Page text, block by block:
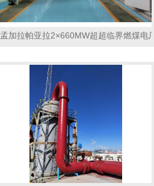
孟加拉帕亚拉2×660MW超超临界燃煤电